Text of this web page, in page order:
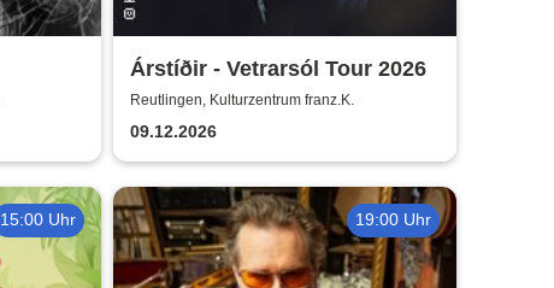
Árstíðir - Vetrarsól Tour 2026
Reutlingen, Kulturzentrum franz.K.
09.12.2026
15:00 Uhr 19:00 Uhr